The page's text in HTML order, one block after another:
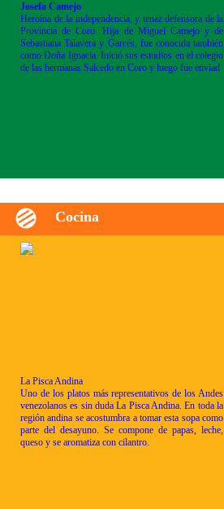
Josefa Camejo
Heroína de la independencia, y tenaz defensora de la
Provincia de Coro. Hija de Miguel Camejo y de
Sebastiana Talavera y Garcés, fue conocida también
como Doña Ignacia. Inició sus estudios en el colegio
de las hermanas Salcedo en Coro y luego fue enviad
Cocina
La Pisca Andina
Uno de los platos más representativos de los Andes
venezolanos es sin duda La Pisca Andina. En toda la
región andina se acostumbra a tomar esta sopa como
parte del desayuno. Se compone de papas, leche,
queso y se aromatiza con cilantro.